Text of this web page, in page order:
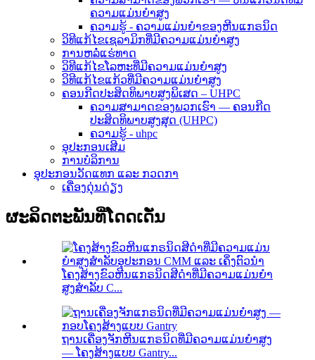
ຄວາມແມ່ນຍຳສູງ
ຄວາມຮູ້ - ຄວາມແມ່ນຍໍາຂອງຫີນແກຣນິດ
ວິທີແກ້ໄຂເຊລາມິກທີ່ມີຄວາມແມ່ນຍໍາສູງ
ການຫລໍ່ແຮ່ທາດ
ວິທີແກ້ໄຂໂລຫະທີ່ມີຄວາມແມ່ນຍໍາສູງ
ວິທີແກ້ໄຂແກ້ວທີ່ມີຄວາມແມ່ນຍໍາສູງ
ຄອນກີດປະສິດທິພາບສູງພິເສດ – UHPC
ຄວາມສາມາດຂອງພວກເຮົາ — ຄອນກີດ
ປະສິດທິພາບສູງສຸດ (UHPC)
ຄວາມຮູ້ - uhpc
ອຸປະກອນເສີມ
ການບໍລິການ
ອຸປະກອນວັດແທກ ແລະ ກວດກາ
ເຄື່ອງດຸ່ນດ່ຽງ
ຜະລິດຕະພັນທີ່ໂດດເດັ່ນ
ໂຄງສ້າງຂົວຫີນແກຣນິດສີດຳທີ່ມີຄວາມແມ່ນຍໍາ
ສູງສຳລັບ C...
ຖານເຄື່ອງຈັກຫີນແກຣນິດທີ່ມີຄວາມແມ່ນຍໍາສູງ
— ໂຄງສ້າງແບບ Gantry...